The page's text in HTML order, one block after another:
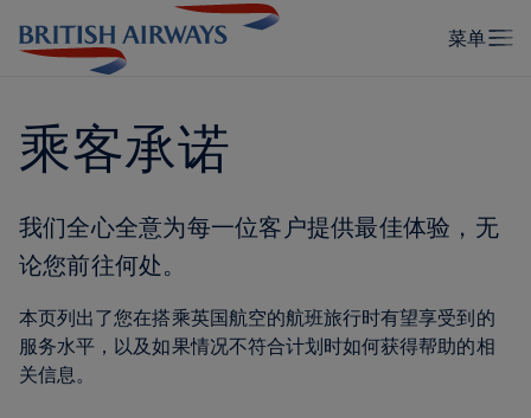
乘客承诺
我们全心全意为每一位客户提供最佳体验，无
论您前往何处。
本页列出了您在搭乘英国航空的航班旅行时有望享受到的
服务水平，以及如果情况不符合计划时如何获得帮助的相
关信息。